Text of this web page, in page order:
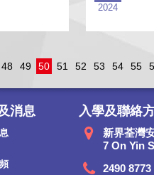
2024
48 49 50 51 52 53 54 55
消息 入學及聯絡
新界荃灣
7 On Yin
2490 8773